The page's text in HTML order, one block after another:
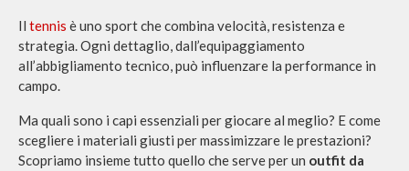
Il tennis è uno sport che combina velocità, resistenza e
strategia. Ogni dettaglio, dall’equipaggiamento
all’abbigliamento tecnico, può influenzare la performance in
campo.
Ma quali sono i capi essenziali per giocare al meglio? E come
scegliere i materiali giusti per massimizzare le prestazioni?
Scopriamo insieme tutto quello che serve per un outfit da